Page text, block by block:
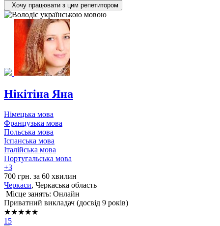
Хочу працювати з цим репетитором
Нікітіна Яна
Німецька мова
Французька мова
Польська мова
Іспанська мова
Італійська мова
Португальська мова
+3
700 грн. за 60 хвилин
Черкаси, Черкаська область
Місце занять: Онлайн
Приватний викладач (досвід 9 років)
★★★★★
15